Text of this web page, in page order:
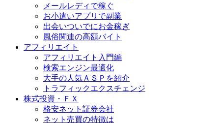
メールレディで稼ぐ
お小遣いアプリで副業
出会いついでにお金稼ぎ
風俗関連の高額バイト
アフィリエイト
アフィリエイト入門編
検索エンジン最適化
大手の人気ＡＳＰを紹介
トラフィックエクスチェンジ
株式投資・ＦＸ
格安ネット証券会社
ネット売買の特徴は